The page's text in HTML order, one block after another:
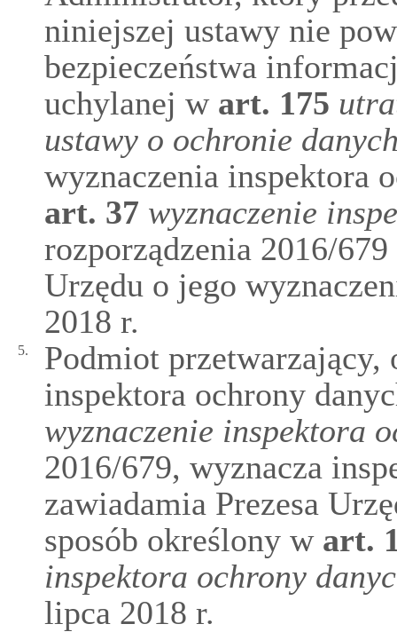
niniejszej ustawy nie
bezpieczeństwa
uchylanej wart. 175
ustawy o ochronie
wyznaczenia inspektora
art. 37 wyznaczenie
rozporządzenia 2016/
Urzędu o jego
2018 r.
5.
Podmiot przetwarzający,
inspektora ochrony
wyznaczenie inspektora
2016/679, wyznacza
zawiadamia Prezesa
sposób określony wart.
inspektora ochrony
lipca 2018 r.